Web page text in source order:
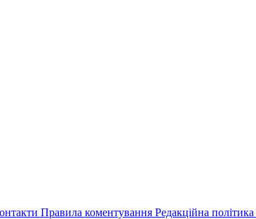
Правила коментування Редакційна політика